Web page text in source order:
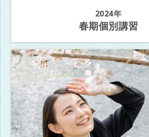
2024年
春期個別講習